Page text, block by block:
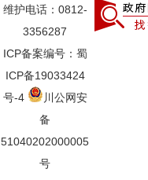
维护电话：0812-
3356287
ICP备案编号：蜀
ICP备19033424
号-4
川公网安
备
51040202000005
号